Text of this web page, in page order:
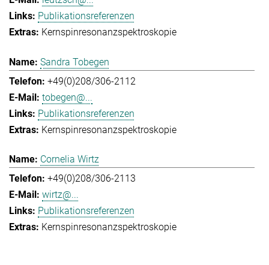
Publikationsreferenzen
Kernspinresonanzspektroskopie
Sandra Tobegen
+49(0)208/306-2112
tobegen@...
Publikationsreferenzen
Kernspinresonanzspektroskopie
Cornelia Wirtz
+49(0)208/306-2113
wirtz@...
Publikationsreferenzen
Kernspinresonanzspektroskopie